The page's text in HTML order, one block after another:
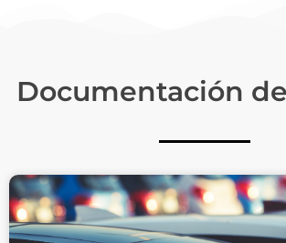
Documentación